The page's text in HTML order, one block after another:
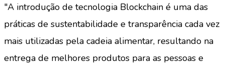
"A introdução de tecnologia Blockchain é uma das
práticas de sustentabilidade e transparência cada vez
mais utilizadas pela cadeia alimentar, resultando na
entrega de melhores produtos para as pessoas e